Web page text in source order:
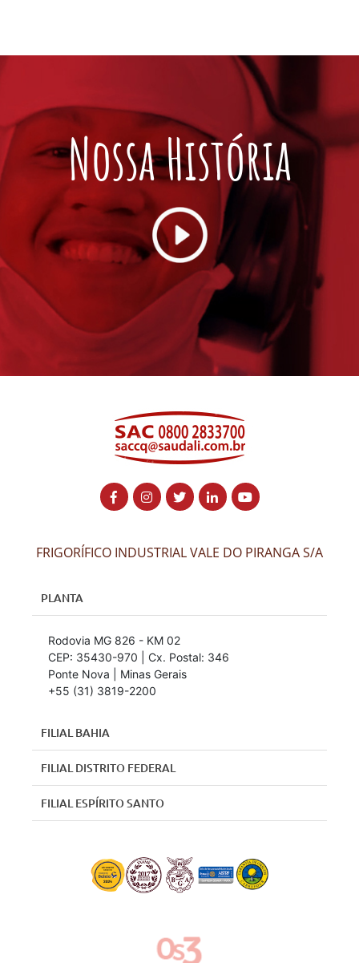
Nossa História
FRIGORÍFICO INDUSTRIAL VALE DO PIRANGA S/A
PLANTA
Rodovia MG 826 - KM 02
CEP: 35430-970 | Cx. Postal: 346
Ponte Nova | Minas Gerais
+55 (31) 3819-2200
FILIAL BAHIA
FILIAL DISTRITO FEDERAL
FILIAL ESPÍRITO SANTO